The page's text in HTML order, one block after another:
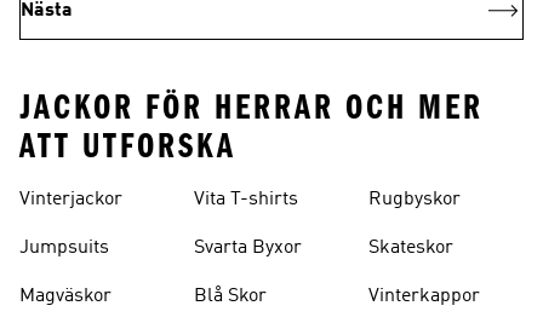
Nästa
JACKOR FÖR HERRAR OCH MER
ATT UTFORSKA
Vinterjackor
Jumpsuits
Magväskor
Vita T-shirts
Svarta Byxor
Blå Skor
Rugbyskor
Skateskor
Vinterkappor